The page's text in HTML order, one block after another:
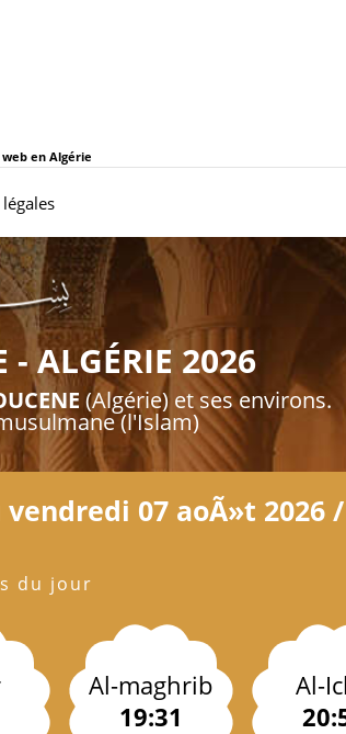
web en Algérie
- ALGÉRIE 2026
(Algérie) et ses environs.
(l'Islam)
07 aoÃ»t 2026
du jour
Al-maghrib
19:31
Al-